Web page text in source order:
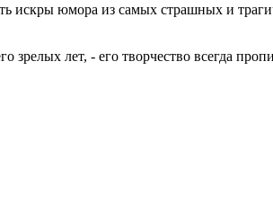
юмора из самых страшных и
лет, - его творчество всегда